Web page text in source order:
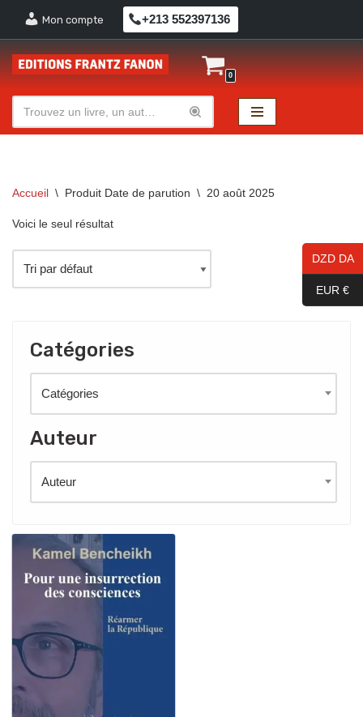
Aller
au
contenu
Mon compte +213 552397136
0
Accueil \ Produit Date de parution \ 20 août 2025
Voici le seul résultat
Catégories
Catégories
Auteur
Auteur
DZD DA
EUR €